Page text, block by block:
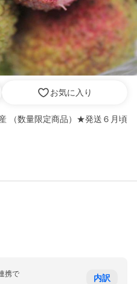
お気に入り
（数量限定商品）★発送６月頃
携で 内訳